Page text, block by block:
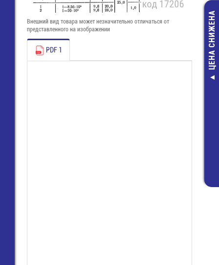
ЦЕНА СНИЖЕНА
Внешний вид товара может незначительно отличаться от
представленного на изображении
PDF 1